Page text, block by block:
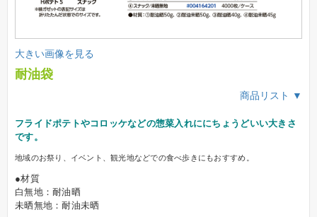
大きい画像を見る
耐油袋
商品リスト ▼
フライドポテトやコロッケなどの惣菜入れににちょうどいい大きさ
です。
地域のお祭り、イベント、観光地などでの食べ歩きにもおすすめ。
●材質
白無地：耐油晒
未晒無地：耐油未晒